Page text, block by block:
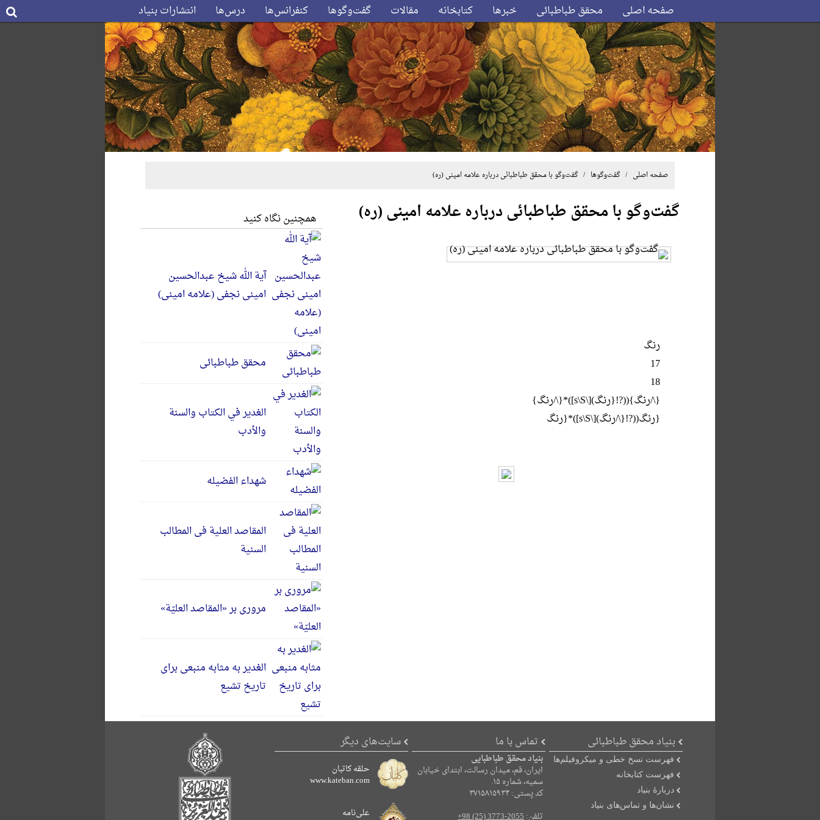
صفحه اصلی محقق طباطبائی خبرها کتابخانه مقالات گفت‌وگوها کنفرانس‌ها درس‌ها انتشارات بنیاد
صفحه اصلی /گفت‌وگوها / گفت‌وگو با محقق طباطبائی درباره علامه امینی (ره)
گفت‌وگو با محقق طباطبائی درباره علامه امینی (ره)
رنگ
17
18
{\/رنگ}((?!{رنگ)[\s\S])*{\/رنگ}
{رنگ((?!{\/رنگ)[\s\S])*{رنگ
همچنین نگاه کنید
آیة الله شیخ عبدالحسین
امینی نجفی (علامه امینی)
محقق طباطبائی
الغدیر في الکتاب والسنة
والأدب
شهداء الفضیله
المقاصد العلیة فی المطالب
السنیة
مرورى بر «المقاصد العليّة»
الغدیر به مثابه منبعی برای
تاریخ تشیع
بنیاد محقق طباطبائی
فهرست نسخ خطی و میکروفیلم‌ها
فهرست کتابخانه
دربارۀ بنیاد
نشان‌ها و تماس‌های بنیاد
تماس با ما
بنیاد محقق طباطبایی
ایران، قم، میدان رسالت، ابتدای خیابان
سمیه، شماره ۱۵.
کد پستی: ۳۷۱۵۸۱۵۹۳۴
سایت‌های دیگر
حلقه کاتبان
www.kateban.com
علی‌نامه